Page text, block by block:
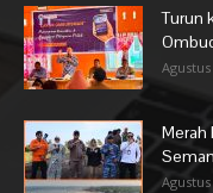
Turun
Agustus
Merah
Agustus